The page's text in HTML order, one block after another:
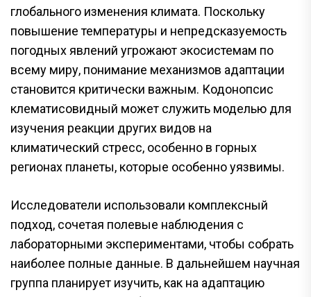
глобального изменения климата. Поскольку
повышение температуры и непредсказуемость
погодных явлений угрожают экосистемам по
всему миру, понимание механизмов адаптации
становится критически важным. Кодонопсис
клематисовидный может служить моделью для
изучения реакции других видов на
климатический стресс, особенно в горных
регионах планеты, которые особенно уязвимы.
Исследователи использовали комплексный
подход, сочетая полевые наблюдения с
лабораторными экспериментами, чтобы собрать
наиболее полные данные. В дальнейшем научная
группа планирует изучить, как на адаптацию